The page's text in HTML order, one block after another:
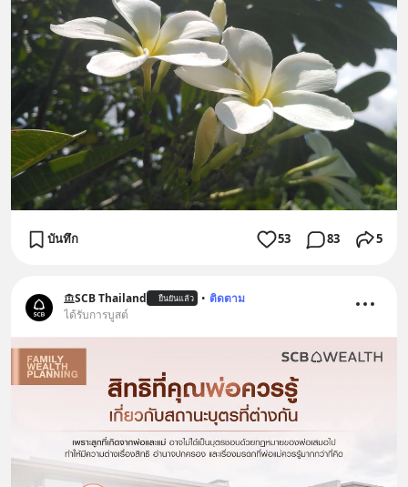
บันทึก 53 83 5
SCB Thailand ยืนยันแล้ว • ติดตาม
ได้รับการบูสต์